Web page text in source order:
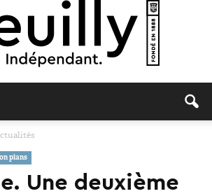
plans
Une deuxième